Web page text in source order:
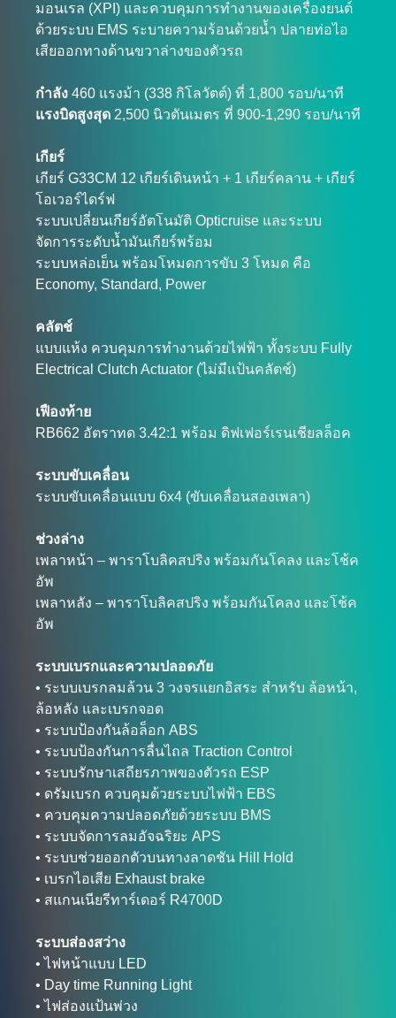
มอนเรล (XPI) และควบคุมการทำงานของเครื่องยนต์
ด้วยระบบ EMS ระบายความร้อนด้วยน้ำ ปลายท่อไอ
เสียออกทางด้านขวาล่างของตัวรถ
กำลัง 460 แรงม้า (338 กิโลวัตต์) ที่ 1,800 รอบ/นาที
แรงบิดสูงสุด 2,500 นิวตันเมตร ที่ 900-1,290 รอบ/นาที
เกียร์
เกียร์ G33CM 12 เกียร์เดินหน้า + 1 เกียร์คลาน + เกียร์
โอเวอร์ไดร์ฟ
ระบบเปลี่ยนเกียร์อัตโนมัติ Opticruise และระบบ
จัดการระดับน้ำมันเกียร์พร้อม
ระบบหล่อเย็น พร้อมโหมดการขับ 3 โหมด คือ
Economy, Standard, Power
คลัตช์
แบบแห้ง ควบคุมการทำงานด้วยไฟฟ้า ทั้งระบบ Fully
Electrical Clutch Actuator (ไม่มีแป้นคลัตช์)
เฟืองท้าย
RB662 อัตราทด 3.42:1 พร้อม ดิฟเฟอร์เรนเชียลล็อค
ระบบขับเคลื่อน
ระบบขับเคลื่อนแบบ 6x4 (ขับเคลื่อนสองเพลา)
ช่วงล่าง
เพลาหน้า – พาราโบลิคสปริง พร้อมกันโคลง และโช้ค
อัพ
เพลาหลัง – พาราโบลิคสปริง พร้อมกันโคลง และโช้ค
อัพ
ระบบเบรกและความปลอดภัย
• ระบบเบรกลมล้วน 3 วงจรแยกอิสระ สำหรับ ล้อหน้า,
ล้อหลัง และเบรกจอด
• ระบบป้องกันล้อล็อก ABS
• ระบบป้องกันการลื่นไถล Traction Control
• ระบบรักษาเสถียรภาพของตัวรถ ESP
• ดรัมเบรก ควบคุมด้วยระบบไฟฟ้า EBS
• ควบคุมความปลอดภัยด้วยระบบ BMS
• ระบบจัดการลมอัจฉริยะ APS
• ระบบช่วยออกตัวบนทางลาดชัน Hill Hold
• เบรกไอเสีย Exhaust brake
• สแกนเนียรีทาร์เดอร์ R4700D
ระบบส่องสว่าง
• ไฟหน้าแบบ LED
• Day time Running Light
• ไฟส่องแป้นพ่วง